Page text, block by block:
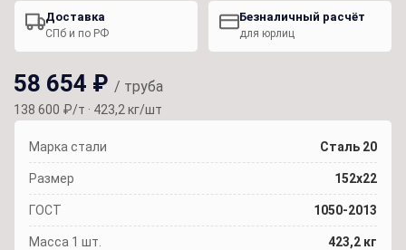
Доставка
СПб и по РФ
Безналичный расчёт
для юрлиц
58 654 ₽ / труба
138 600 ₽/т · 423,2 кг/шт
Марка стали Сталь 20
Размер 152x22
ГОСТ 1050-2013
Масса 1 шт. 423,2 кг